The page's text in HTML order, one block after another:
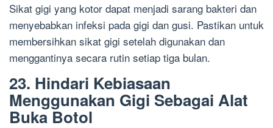
Sikat gigi yang kotor dapat menjadi sarang bakteri dan
menyebabkan infeksi pada gigi dan gusi. Pastikan untuk
membersihkan sikat gigi setelah digunakan dan
menggantinya secara rutin setiap tiga bulan.
23. Hindari Kebiasaan
Menggunakan Gigi Sebagai Alat
Buka Botol